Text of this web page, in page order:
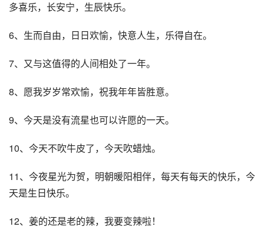
多喜乐，长安宁，生辰快乐。
6、生而自由，日日欢愉，快意人生，乐得自在。
7、又与这值得的人间相处了一年。
8、愿我岁岁常欢愉，祝我年年皆胜意。
9、今天是没有流星也可以许愿的一天。
10、今天不吹牛皮了，今天吹蜡烛。
11、今夜星光为贺，明朝暖阳相伴，每天有每天的快乐，今
天是生日快乐。
12、姜的还是老的辣，我要变辣啦！